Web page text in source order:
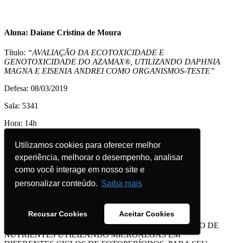
Utilizamos cookies para oferecer melhor
experiência, melhorar o desempenho, analisar
como você interage em nosso site e
personalizar conteúdo. Saiba mais
Recusar Cookies Aceitar Cookies
Utilizamos cookies para oferecer melhor
experiência, melhorar o desempenho, analisar
como você interage em nosso site e
personalizar conteúdo. Saiba mais
Recusar Cookies Aceitar Cookies
Aluna: Daiane Cristina de Moura
Título: “AVALIAÇÃO DA ECOTOXICIDADE E
GENOTOXICIDADE DO AZAMAX®, UTILIZANDO DAPHNIA
MAGNA E EISENIA ANDREI COMO ORGANISMOS-TESTE”
Defesa: 08/03/2019
Sala: 5341
Hora: 14h
Banca examinadora:
Dr.Eduardo Alexis Lobo Alcayaga(UNISC)
Dra. Michele Hoeltz (UNISC)
Dr. Eduardo Ramos Santana (FEPAM)
Aluna: Jéssica Severo Ferreira
Título: “EFICIÊNCIA DA REMOÇÃO E RECUPERAÇÃO DE
NUTRIENTES UTILIZANDO MICROALGAS EM